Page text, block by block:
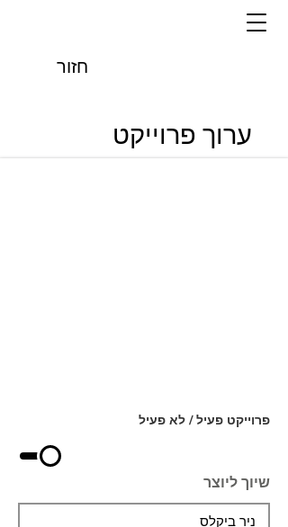
חזור
ערוך פרוייקט
פרוייקט פעיל / לא פעיל
שיוך ליוצר